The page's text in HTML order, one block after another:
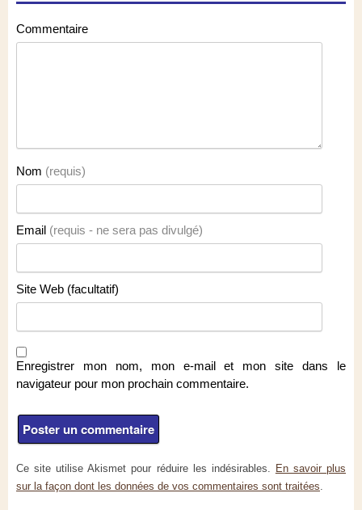
Commentaire
Nom (requis)
Email (requis - ne sera pas divulgé)
Site Web (facultatif)
Enregistrer mon nom, mon e-mail et mon site dans le
navigateur pour mon prochain commentaire.
Ce site utilise Akismet pour réduire les indésirables. En savoir plus
sur la façon dont les données de vos commentaires sont traitées